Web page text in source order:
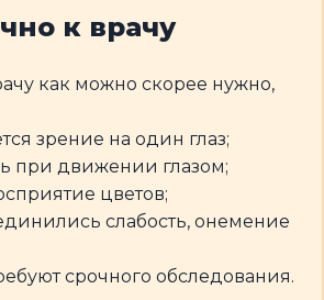
к врачу
как можно скорее нужно,
зрение на один глаз;
при движении глазом;
цветов;
слабость, онемение
срочного обследования.